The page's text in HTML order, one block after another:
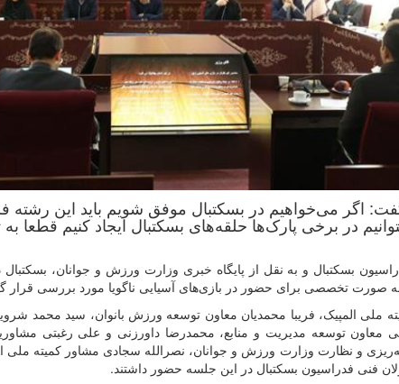
اگر می‌خواهیم در بسکتبال موفق شویم باید این رشته
در برخی پارک‌ها حلقه‌های بسکتبال ایجاد کنیم قطعا
بسکتبال و به نقل از پایگاه خبری وزارت ورزش و جوانان،
صورت تخصصی برای حضور در بازی‌های آسیایی ناگویا مورد بررسی قرار
ملی المپیک، فریبا محمدیان معاون توسعه ورزش بانوان، سید محمد
توسعه مدیریت و منابع، محمدرضا داورزنی و علی رغبتی
و نظارت وزارت ورزش و جوانان، نصرالله سجادی مشاور کمیته ملی
فنی فدراسیون بسکتبال در این جلسه حضور داشتند.